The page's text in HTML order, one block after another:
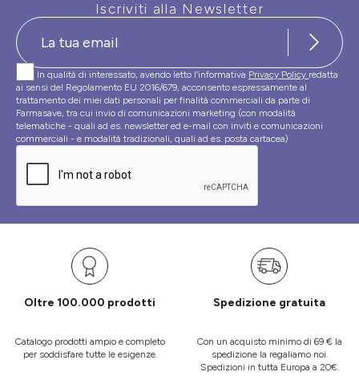
Iscriviti alla Newsletter
In qualità di interessato, avendo letto l’informativa Privacy Policy redatta
ai sensi del Regolamento EU 2016/679, acconsento espressamente al
trattamento dei miei dati personali per finalità commerciali da parte di
Farmasave, tra cui invio di comunicazioni marketing (con modalità
telematiche - quali ad es. newsletter ed e-mail con inviti e comunicazioni
commerciali - e modalità tradizionali, quali ad es. posta cartacea)
Oltre 100.000 prodotti
Catalogo prodotti ampio e completo
per soddisfare tutte le esigenze.
Spedizione gratuita
Con un acquisto minimo di 69 € la
spedizione la regaliamo noi.
Spedizioni in tutta Europa a 20€.